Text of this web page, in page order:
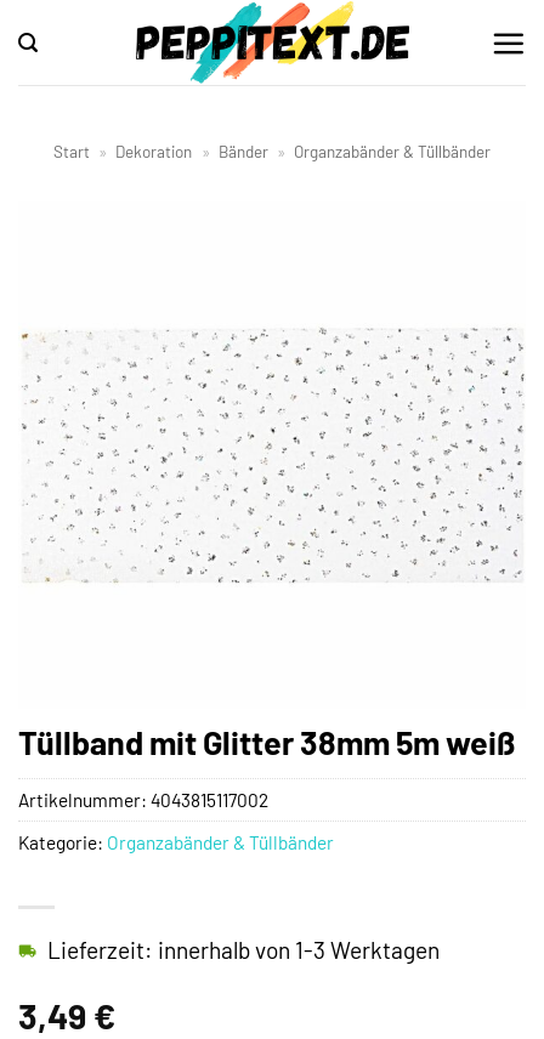
Inhalt
springen
Start » Dekoration » Bänder » Organzabänder & Tüllbänder
Tüllband mit Glitter 38mm 5m weiß
3,49 €
Lieferzeit: innerhalb von 1-3 Werktagen
Artikelnummer: 4043815117002
Kategorie: Organzabänder & Tüllbänder